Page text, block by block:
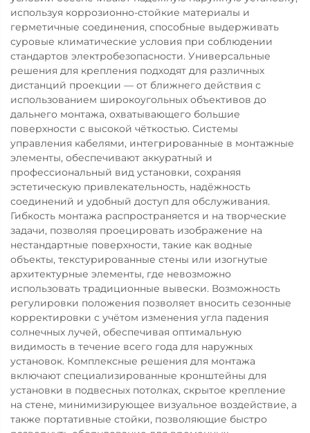
используя коррозионно-стойкие материалы и
герметичные соединения, способные выдерживать
суровые климатические условия при соблюдении
стандартов электробезопасности. Универсальные
решения для крепления подходят для различных
дистанций проекции — от ближнего действия с
использованием широкоугольных объективов до
дальнего монтажа, охватывающего большие
поверхности с высокой чёткостью. Системы
управления кабелями, интегрированные в монтажные
элементы, обеспечивают аккуратный и
профессиональный вид установки, сохраняя
эстетическую привлекательность, надёжность
соединений и удобный доступ для обслуживания.
Гибкость монтажа распространяется и на творческие
задачи, позволяя проецировать изображение на
нестандартные поверхности, такие как водные
объекты, текстурированные стены или изогнутые
архитектурные элементы, где невозможно
использовать традиционные вывески. Возможность
регулировки положения позволяет вносить сезонные
корректировки с учётом изменения угла падения
солнечных лучей, обеспечивая оптимальную
видимость в течение всего года для наружных
установок. Комплексные решения для монтажа
включают специализированные кронштейны для
установки в подвесных потолках, скрытое крепление
на стене, минимизирующее визуальное воздействие, а
также портативные стойки, позволяющие быстро